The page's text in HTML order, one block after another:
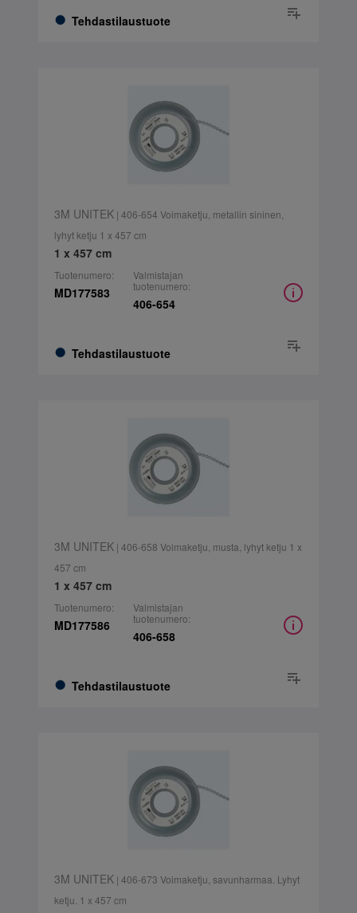
Tehdastilaustuote
3M UNITEK| 406-654 Voimaketju, metallin sininen,
lyhyt ketju 1 x 457 cm
1 x 457 cm
Tuotenumero:
MD177583
Tehdastilaustuote
Valmistajan
tuotenumero:
406-654
3M UNITEK| 406-658 Voimaketju, musta, lyhyt ketju 1 x
457 cm
1 x 457 cm
Tuotenumero:
MD177586
Tehdastilaustuote
Valmistajan
tuotenumero:
406-658
3M UNITEK| 406-673 Voimaketju, savunharmaa. Lyhyt
ketju. 1 x 457 cm